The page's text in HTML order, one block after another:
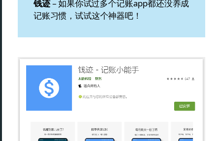
钱迹– 如果你试过多个记账app都还没养成
记账习惯，试试这个神器吧！